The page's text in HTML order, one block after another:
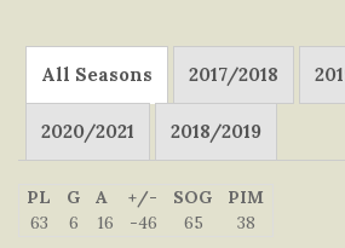
All Seasons 2017/2018
2020/2021 2018/2019
PL G A +/- SOG
PIM
63
6 16 -46 65 38